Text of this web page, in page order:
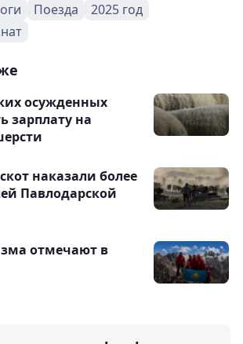
Поезда
2025 год
осужденных
зарплату на
наказали более
Павлодарской
отмечают в